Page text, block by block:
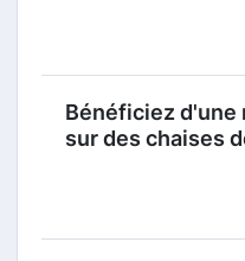
Bénéficiez d'une
sur des chaises